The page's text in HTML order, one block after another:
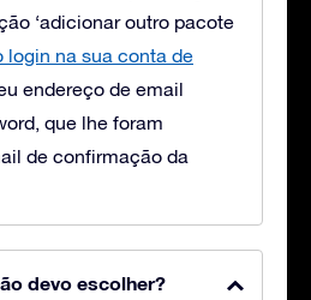
‘adicionar outro pacote
login na sua conta de
endereço de email
que lhe foram
de confirmação da
devo escolher?